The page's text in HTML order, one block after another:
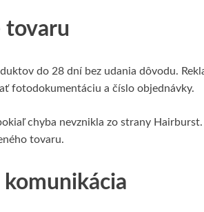
tovaru
do 28 dní bez udania dôvodu.
fotodokumentáciu a číslo objednávky.
chyba nevznikla zo strany
tovaru.